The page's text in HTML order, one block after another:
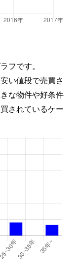
フです。
い値段で売買さ
な物件や好条件
されているケー